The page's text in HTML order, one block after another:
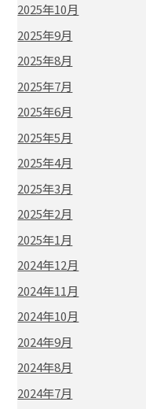
2025年10月
2025年9月
2025年8月
2025年7月
2025年6月
2025年5月
2025年4月
2025年3月
2025年2月
2025年1月
2024年12月
2024年11月
2024年10月
2024年9月
2024年8月
2024年7月